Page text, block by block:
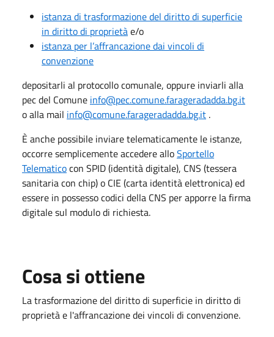
istanza di trasformazione del diritto di superficie
in diritto di proprietàe/o
istanza per l’affrancazione dai vincoli di
convenzione
depositarli al protocollo comunale, oppure inviarli alla
pec del Comune info@pec.comune.farageradadda.bg.it
o alla mail info@comune.farageradadda.bg.it .
È anche possibile inviare telematicamente le istanze,
occorre semplicemente accedere alloSportello
Telematicocon SPID (identità digitale), CNS (tessera
sanitaria con chip) o CIE (carta identità elettronica) ed
essere in possesso codici della CNS per apporre la firma
digitale sul modulo di richiesta.
Cosa si ottiene
La trasformazione del diritto di superficie in diritto di
proprietà e l'affrancazione dei vincoli di convenzione.